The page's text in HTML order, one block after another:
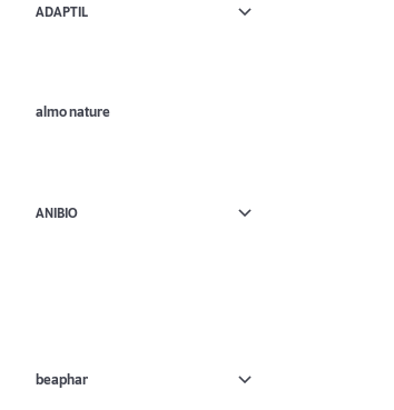
ADAPTIL
almo nature
ANIBIO
beaphar